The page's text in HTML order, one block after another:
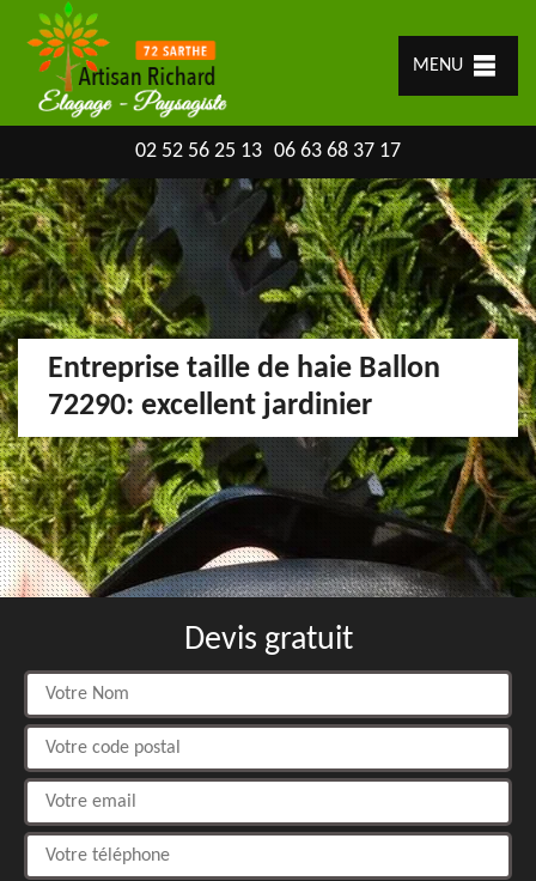
MENU
02 52 56 25 13 06 63 68 37 17
Entreprise taille de haie Ballon
72290: excellent jardinier
Devis gratuit